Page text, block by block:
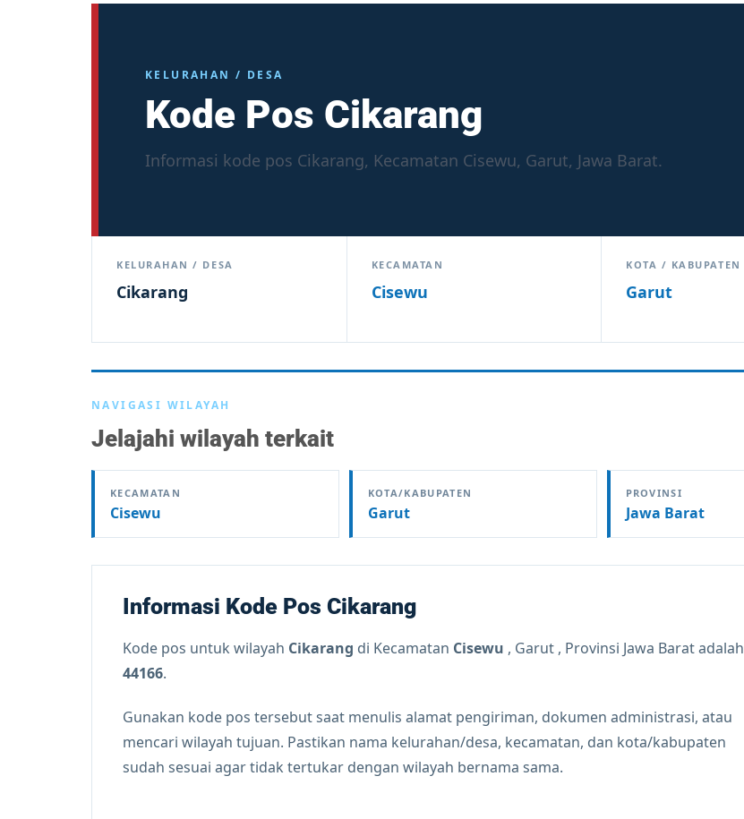
KELURAHAN / DESA
Kode Pos Cikarang
Informasi kode pos Cikarang, Kecamatan Cisewu, Garut, Jawa Barat.
KELURAHAN / DESA
Cikarang
KECAMATAN
Cisewu
KOTA / KABUPATEN
Garut
NAVIGASI WILAYAH
Jelajahi wilayah terkait
KECAMATAN
Cisewu
KOTA/KABUPATEN
Garut
PROVINSI
Jawa Barat
Informasi Kode Pos Cikarang
Kode pos untuk wilayah Cikarang di Kecamatan Cisewu , Garut , Provinsi Jawa Barat adalah
44166.
Gunakan kode pos tersebut saat menulis alamat pengiriman, dokumen administrasi, atau
mencari wilayah tujuan. Pastikan nama kelurahan/desa, kecamatan, dan kota/kabupaten
sudah sesuai agar tidak tertukar dengan wilayah bernama sama.